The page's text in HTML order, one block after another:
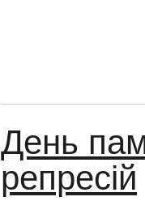
День
репресій